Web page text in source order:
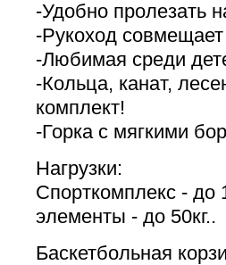
-Удобно пролезать
-Рукоход
-Любимая среди
-Кольца, канат,
комплект!
-Горка с мягкими
Нагрузки:
Спорткомплекс - до
элементы - до 50кг..
Баскетбольная